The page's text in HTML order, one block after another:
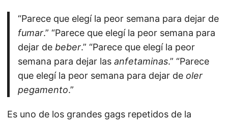
“Parece que elegí la peor semana para dejar de
fumar.” “Parece que elegí la peor semana para
dejar de beber.” “Parece que elegí la peor
semana para dejar las anfetaminas.” “Parece
que elegí la peor semana para dejar de oler
pegamento.”
Es uno de los grandes gags repetidos de la